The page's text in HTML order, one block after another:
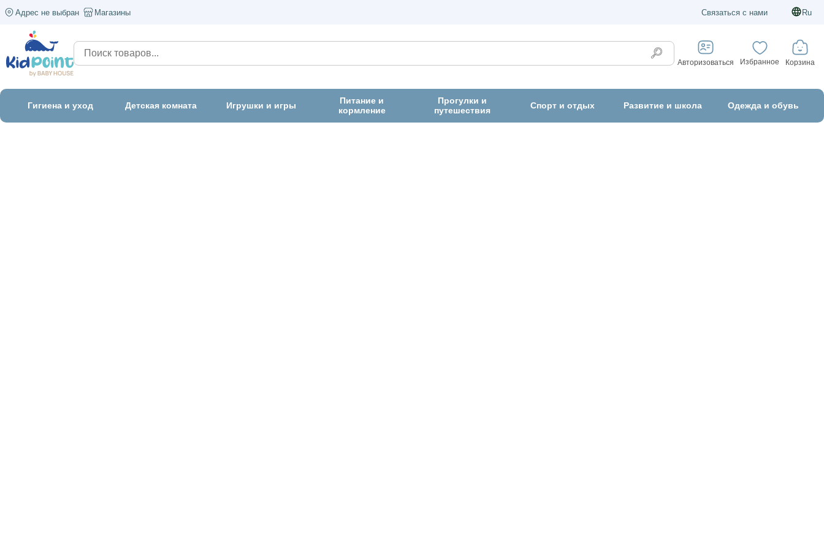
Адрес не выбран Магазины Связаться с нами Ru
Авторизоваться Избранное Корзина
Гигиена и уход Детская комната Игрушки и игры
Питание и
кормление
Прогулки и
путешествия
Спорт и отдых Развитие и школа Одежда и обувь